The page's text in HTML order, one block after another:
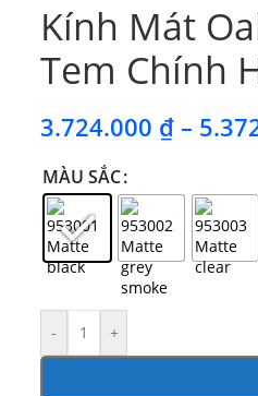
Kính Mát
Tem Chính
3.724.000 ₫ –
MÀU SẮC
- +